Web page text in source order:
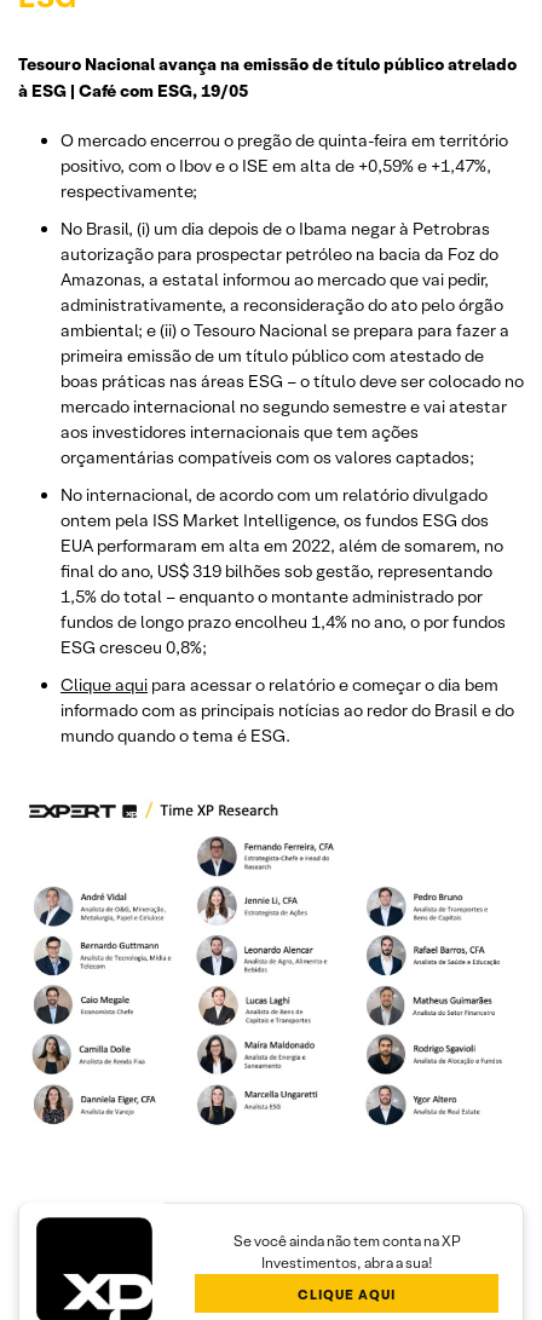
Tesouro Nacional avança na emissão de título público atrelado
à ESG | Café com ESG, 19/05
O mercado encerrou o pregão de quinta-feira em território
positivo, com o Ibov e o ISE em alta de +0,59% e +1,47%,
respectivamente;
No Brasil, (i) um dia depois de o Ibama negar à Petrobras
autorização para prospectar petróleo na bacia da Foz do
Amazonas, a estatal informou ao mercado que vai pedir,
administrativamente, a reconsideração do ato pelo órgão
ambiental; e (ii) o Tesouro Nacional se prepara para fazer a
primeira emissão de um título público com atestado de
boas práticas nas áreas ESG – o título deve ser colocado no
mercado internacional no segundo semestre e vai atestar
aos investidores internacionais que tem ações
orçamentárias compatíveis com os valores captados;
No internacional, de acordo com um relatório divulgado
ontem pela ISS Market Intelligence, os fundos ESG dos
EUA performaram em alta em 2022, além de somarem, no
final do ano, US$ 319 bilhões sob gestão, representando
1,5% do total – enquanto o montante administrado por
fundos de longo prazo encolheu 1,4% no ano, o por fundos
ESG cresceu 0,8%;
Clique aqui para acessar o relatório e começar o dia bem
informado com as principais notícias ao redor do Brasil e do
mundo quando o tema é ESG.
Se você ainda não tem conta na XP
Investimentos, abra a sua!
CLIQUE AQUI